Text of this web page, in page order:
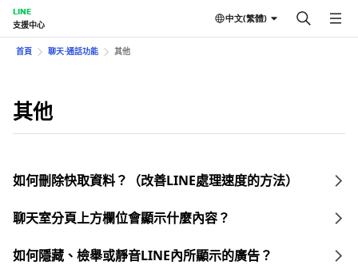
LINE
支援中心
中文(繁體)
首頁 聊天⋅通話功能 其他
其他
如何刪除快取資料？（改善LINE處理速度的方法）
聊天室分頁上方欄位會顯示什麼內容？
如何隱藏、檢舉或靜音LINE內所顯示的廣告？